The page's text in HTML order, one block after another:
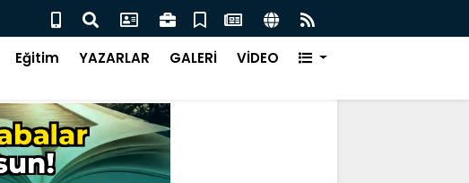
KÜÇÜCEKLİ EKER AİLESİNİN ACILI GÜNÜ
Eğitim YAZARLAR GALERİ VİDEO